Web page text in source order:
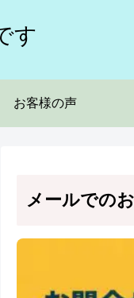
す
お客様の声
メールでの